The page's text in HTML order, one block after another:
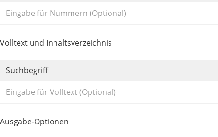
Volltext und Inhaltsverzeichnis
Suchbegriff
Ausgabe-Optionen